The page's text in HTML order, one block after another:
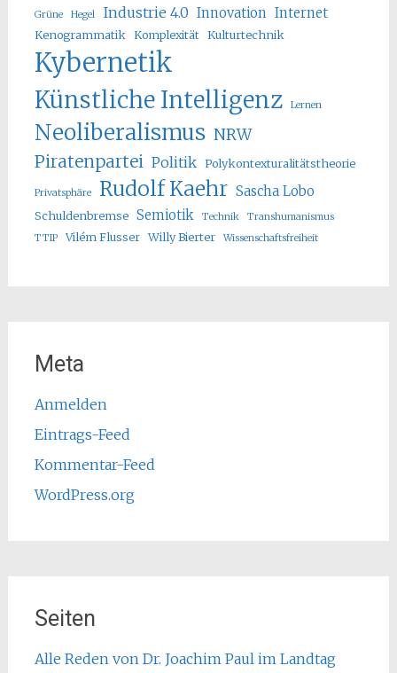
Grüne Hegel Industrie 4.0 Innovation Internet
Kenogrammatik Komplexität Kulturtechnik
Kybernetik
Künstliche Intelligenz Lernen
Neoliberalismus NRW
Piratenpartei Politik Polykontexturalitätstheorie
Privatsphäre Rudolf Kaehr Sascha Lobo
Schuldenbremse Semiotik Technik
Transhumanismus
TTIP
Vilém Flusser Willy Bierter Wissenschaftsfreiheit
Meta
Anmelden
Eintrags-Feed
Kommentar-Feed
WordPress.org
Seiten
Alle Reden von Dr. Joachim Paul im Landtag